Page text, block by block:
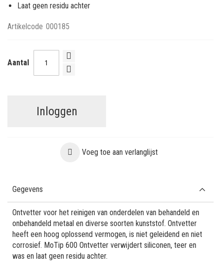
Laat geen residu achter
Artikelcode 000185
Aantal
Inloggen
Voeg toe aan verlanglijst
Gegevens
Ontvetter voor het reinigen van onderdelen van behandeld en
onbehandeld metaal en diverse soorten kunststof. Ontvetter
heeft een hoog oplossend vermogen, is niet geleidend en niet
corrosief. MoTip 600 Ontvetter verwijdert siliconen, teer en
was en laat geen residu achter.